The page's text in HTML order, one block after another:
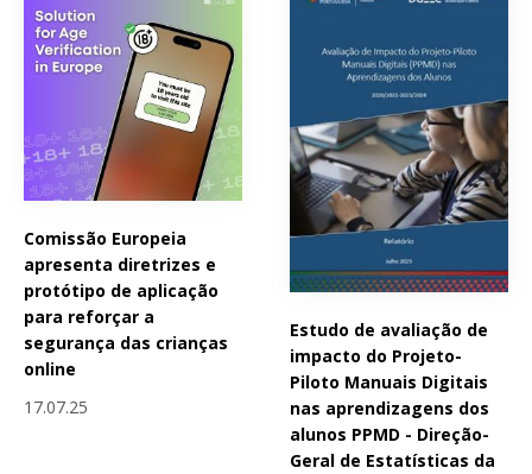
Comissão Europeia
apresenta diretrizes e
protótipo de aplicação
para reforçar a
segurança das crianças
online
17.07.25
Estudo de avaliação de
impacto do Projeto-
Piloto Manuais Digitais
nas aprendizagens dos
alunos PPMD - Direção-
Geral de Estatísticas da